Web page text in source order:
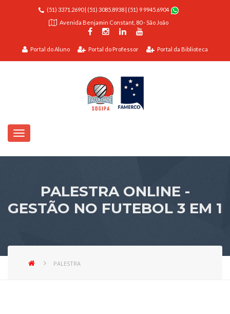
(51) 3371.2690| (51) 3085.8938|
(51) 9 9945.6904
Avenida Benjamin Constant, 80 - São João
Portal do Aluno Portal do Professor Portal da Biblioteca
PALESTRA ONLINE -
GESTÃO NO FUTEBOL 3 EM 1
PALESTRA